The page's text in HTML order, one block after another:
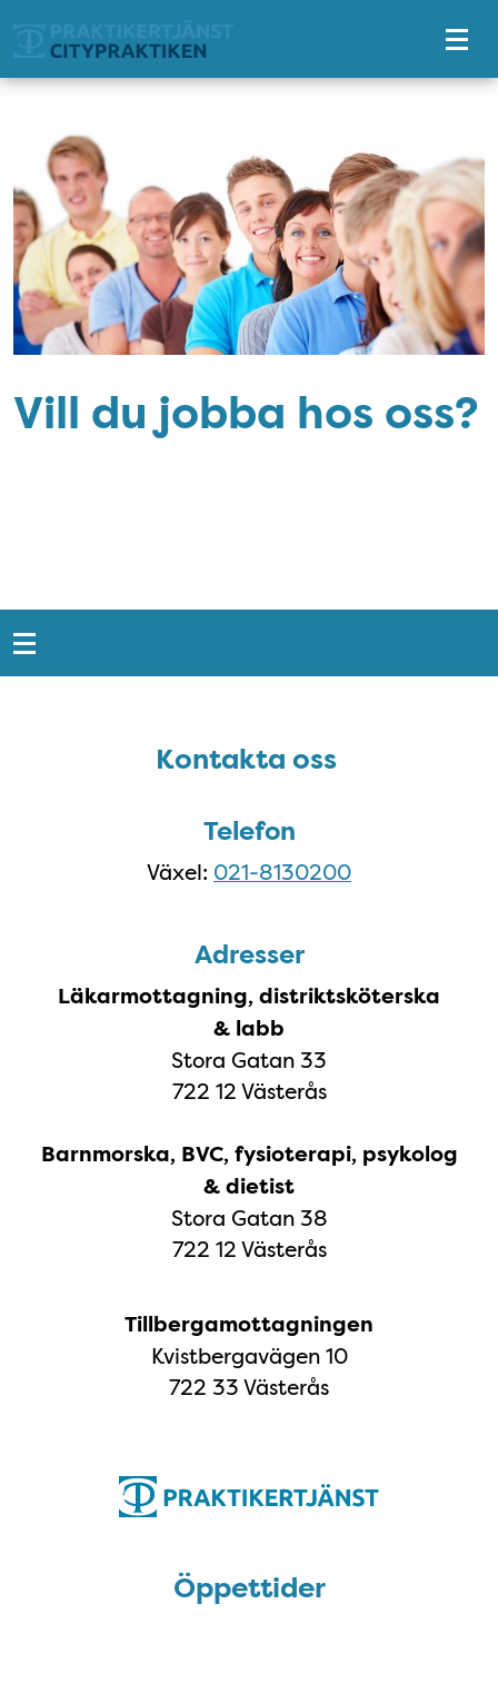
Vill du jobba hos oss?
Snabblänkar
Kontakta ossKontakta oss
Telefon
Växel: 021-8130200
Adresser
Läkarmottagning, distriktsköterska
& labb
Stora Gatan 33
722 12 Västerås
Barnmorska, BVC, fysioterapi, psykolog
& dietist
Stora Gatan 38
722 12 Västerås
Tillbergamottagningen
Kvistbergavägen 10
722 33 Västerås
Öppettider